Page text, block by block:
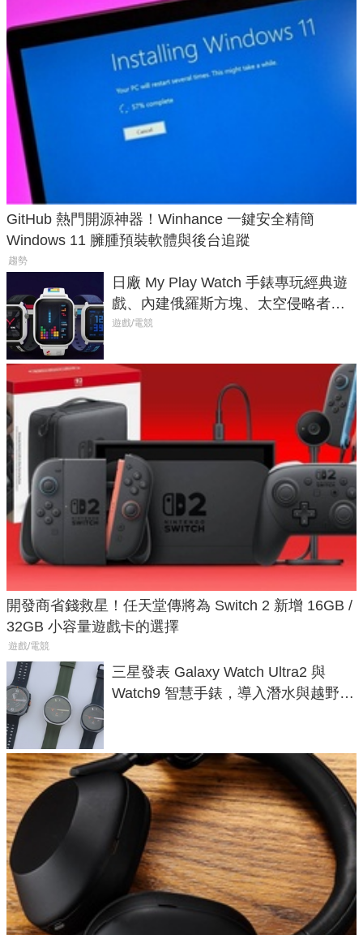
GitHub 熱門開源神器！Winhance 一鍵安全精簡
Windows 11 臃腫預裝軟體與後台追蹤
趨勢
日廠 My Play Watch 手錶專玩經典遊
戲、內建俄羅斯方塊、太空侵略者，
不過竟然不能連手機？
遊戲/電競
開發商省錢救星！任天堂傳將為 Switch 2 新增 16GB /
32GB 小容量遊戲卡的選擇
遊戲/電競
三星發表 Galaxy Watch Ultra2 與
Watch9 智慧手錶，導入潛水與越野跑